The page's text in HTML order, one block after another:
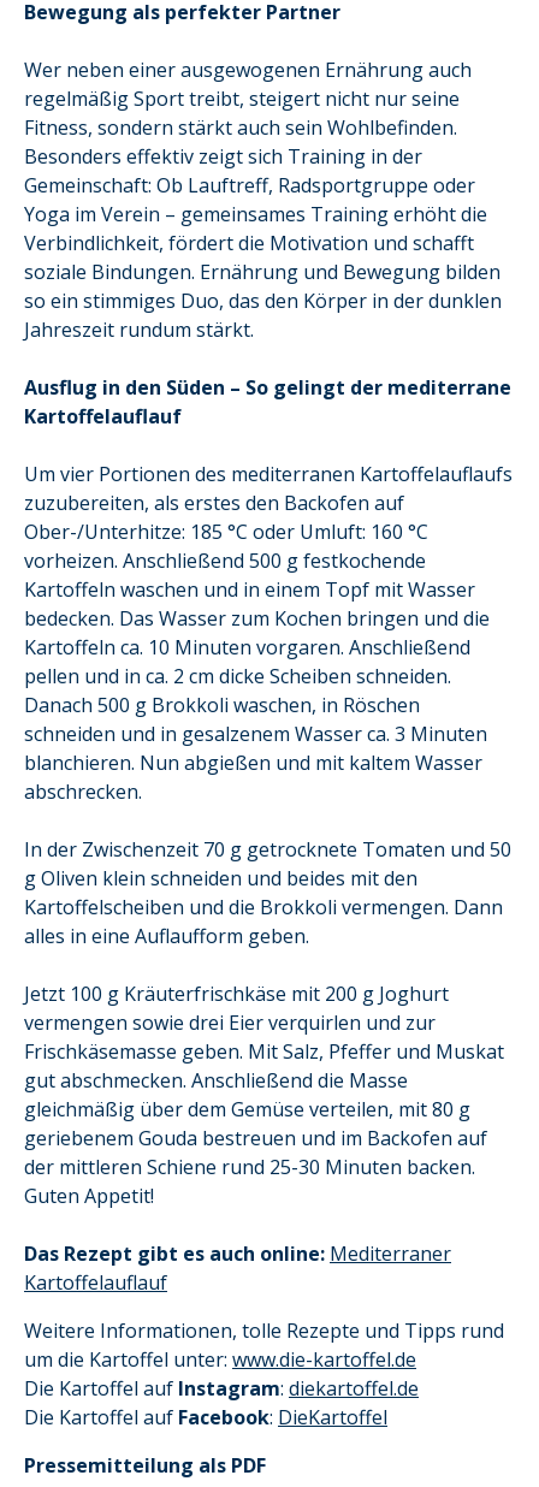
Bewegung als perfekter Partner
Wer neben einer ausgewogenen Ernährung auch
regelmäßig Sport treibt, steigert nicht nur seine
Fitness, sondern stärkt auch sein Wohlbefinden.
Besonders effektiv zeigt sich Training in der
Gemeinschaft: Ob Lauftreff, Radsportgruppe oder
Yoga im Verein – gemeinsames Training erhöht die
Verbindlichkeit, fördert die Motivation und schafft
soziale Bindungen. Ernährung und Bewegung bilden
so ein stimmiges Duo, das den Körper in der dunklen
Jahreszeit rundum stärkt.
Ausflug in den Süden – So gelingt der mediterrane
Kartoffelauflauf
Um vier Portionen des mediterranen Kartoffelauflaufs
zuzubereiten, als erstes den Backofen auf
Ober-/Unterhitze: 185 °C oder Umluft: 160 °C
vorheizen. Anschließend 500 g festkochende
Kartoffeln waschen und in einem Topf mit Wasser
bedecken. Das Wasser zum Kochen bringen und die
Kartoffeln ca. 10 Minuten vorgaren. Anschließend
pellen und in ca. 2 cm dicke Scheiben schneiden.
Danach 500 g Brokkoli waschen, in Röschen
schneiden und in gesalzenem Wasser ca. 3 Minuten
blanchieren. Nun abgießen und mit kaltem Wasser
abschrecken.
In der Zwischenzeit 70 g getrocknete Tomaten und 50
g Oliven klein schneiden und beides mit den
Kartoffelscheiben und die Brokkoli vermengen. Dann
alles in eine Auflaufform geben.
Jetzt 100 g Kräuterfrischkäse mit 200 g Joghurt
vermengen sowie drei Eier verquirlen und zur
Frischkäsemasse geben. Mit Salz, Pfeffer und Muskat
gut abschmecken. Anschließend die Masse
gleichmäßig über dem Gemüse verteilen, mit 80 g
geriebenem Gouda bestreuen und im Backofen auf
der mittleren Schiene rund 25-30 Minuten backen.
Guten Appetit!
Das Rezept gibt es auch online: Mediterraner
Kartoffelauflauf
Weitere Informationen, tolle Rezepte und Tipps rund
um die Kartoffel unter: www.die-kartoffel.de
Die Kartoffel auf Instagram: diekartoffel.de
Die Kartoffel auf Facebook: DieKartoffel
Pressemitteilung als PDF